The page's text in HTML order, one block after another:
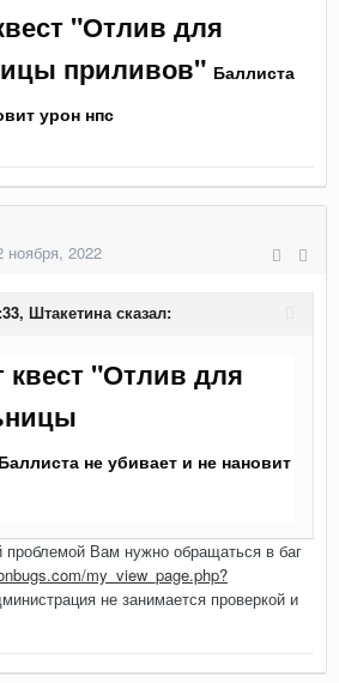
"Отлив для
приливов" Баллиста
урон нпс
ноября, 2022
Штакетинасказал:
квест "Отлив для
Баллиста не убивает и не нановит
проблемой Вам нужно обращаться в баг
my_view_page.php?
не занимается проверкой и